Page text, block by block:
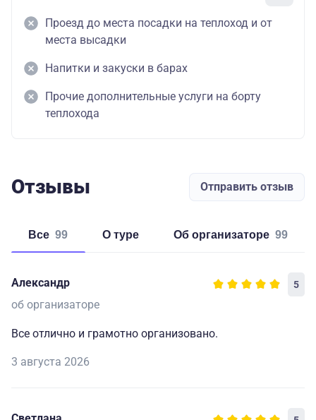
Проезд до места посадки на теплоход и от
места высадки
Напитки и закуски в барах
Прочие дополнительные услуги на борту
теплохода
Отзывы Отправить отзыв
Все 99 о туре об организаторе 99
Александр 5
об организаторе
Все отлично и грамотно организовано.
3 августа 2026